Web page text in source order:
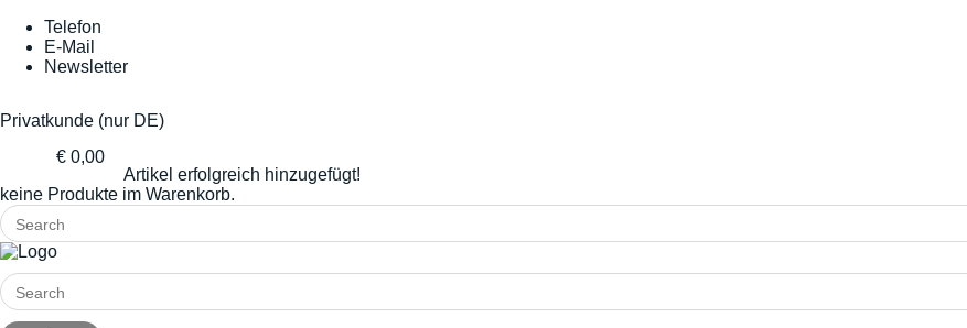
Telefon
E-Mail
Newsletter
Privatkunde (nur DE)
€ 0,00
Artikel erfolgreich hinzugefügt!
keine Produkte im Warenkorb.